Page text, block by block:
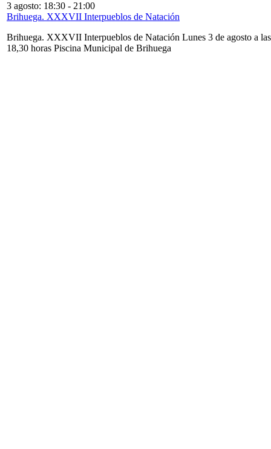
3 agosto: 18:30 - 21:00
Brihuega. XXXVII Interpueblos de Natación
Brihuega. XXXVII Interpueblos de Natación Lunes 3 de agosto a las
18,30 horas Piscina Municipal de Brihuega